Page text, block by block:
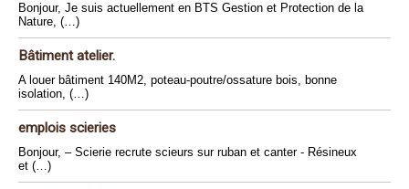
Bonjour, Je suis actuellement en BTS Gestion et Protection de la
Nature, (…)
Bâtiment atelier.
A louer bâtiment 140M2, poteau-poutre/ossature bois, bonne
isolation, (…)
emplois scieries
Bonjour, – Scierie recrute scieurs sur ruban et canter - Résineux
et (…)